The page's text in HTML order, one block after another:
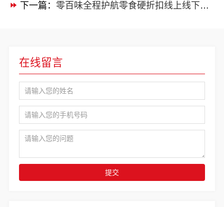
下一篇： 零百味全程护航零食硬折扣线上线下联动-河南零百味供应链有限公司
在线留言
提交